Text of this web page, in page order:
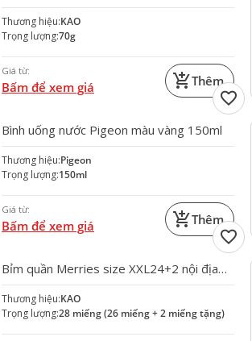
Nhật Bản
Thương hiệu:KAO
Trọng lượng:70g
Giá từ:
Bấm để xem giá add_shopping_cartThêm
Bình uống nước Pigeon màu vàng 150ml
Thương hiệu:Pigeon
Trọng lượng:150ml
Giá từ:
Bấm để xem giá add_shopping_cartThêm
favorite
Bỉm quần Merries size XXL24+2 nội địa
Nhật Bản cho bé 15-28kg
Thương hiệu:KAO
Trọng lượng:28 miếng (26 miếng + 2 miếng tặng)
favorite